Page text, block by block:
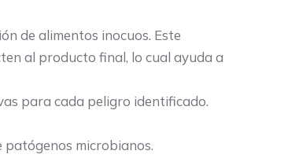
de alimentos inocuos. Este
al producto final, lo cual ayuda a
para cada peligro identificado.
microbianos.